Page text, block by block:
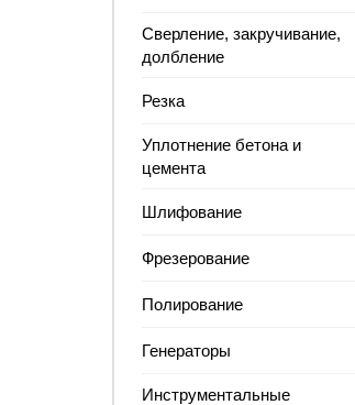
Сверление, закручивание,
долбление
Резка
Уплотнение бетона и
цемента
Шлифование
Фрезерование
Полирование
Генераторы
Инструментальные